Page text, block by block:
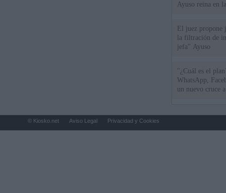
Ayuso reina en
El juez propone
la filtración de
jefa" Ayuso
"¿Cuál es el
WhatsApp,
un nuevo cruce
© Kiosko.net Aviso Legal Privacidad y Cookies